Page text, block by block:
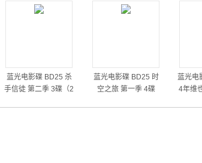
蓝光电影碟 BD25 杀
手信徒 第二季 3碟（2
蓝光电影碟 BD25 时
空之旅 第一季 4碟
蓝光电
4年维